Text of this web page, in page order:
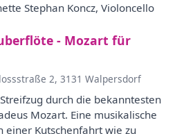
Stephan Koncz, Violoncello
- Mozart für
2, 3131 Walpersdorf
durch die bekanntesten
Mozart. Eine musikalische
einer Kutschenfahrt wie zu